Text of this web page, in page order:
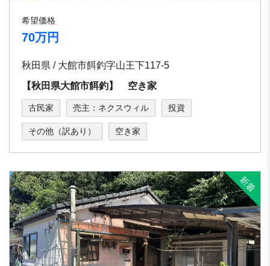
希望価格
70万円
秋田県 / 大館市餌釣字山王下117-5
【秋田県大館市餌釣】 空き家
古民家 売主：ネクスウィル 投資
その他（訳あり） 空き家